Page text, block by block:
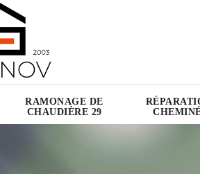
RAMONAGE DE
CHAUDIÈRE 29